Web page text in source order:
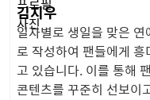
김지우
일자별로 생일을 맞은
로 작성하여 팬들에게
고 있습니다. 이를 통해
콘텐츠를 꾸준히 선보이